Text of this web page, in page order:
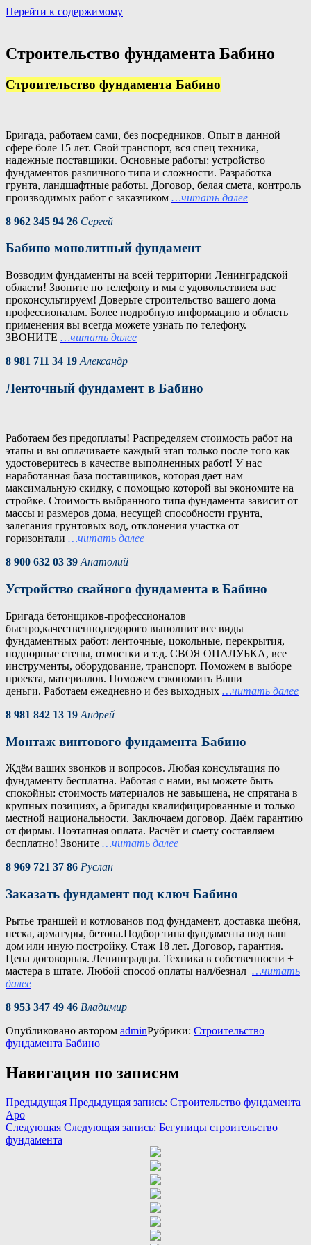
Перейти к содержимому
Строительство фундамента Бабино
Строительство фундамента Бабино
Бригада, работаем сами, без посредников. Опыт в данной
сфере боле 15 лет. Свой транспорт, вся спец техника,
надежные поставщики. Основные работы: устройство
фундаментов различного типа и сложности. Разработка
грунта, ландшафтные работы. Договор, белая смета, контроль
производимых работ с заказчиком …читать далее
8 962 345 94 26 Сергей
Бабино монолитный фундамент
Возводим фундаменты на всей территории Ленинградской
области! Звоните по телефону и мы с удовольствием вас
проконсультируем! Доверьте строительство вашего дома
профессионалам. Более подробную информацию и область
применения вы всегда можете узнать по телефону.
ЗВОНИТЕ …читать далее
8 981 711 34 19 Александр
Ленточный фундамент в Бабино
Работаем без предоплаты! Распределяем стоимость работ на
этапы и вы оплачиваете каждый этап только после того как
удостоверитесь в качестве выполненных работ! У нас
наработанная база поставщиков, которая дает нам
максимальную скидку, с помощью которой вы экономите на
стройке. Стоимость выбранного типа фундамента зависит от
массы и размеров дома, несущей способности грунта,
залегания грунтовых вод, отклонения участка от
горизонтали …читать далее
8 900 632 03 39 Анатолий
Устройство свайного фундамента в Бабино
Бригада бетонщиков-профессионалов
быстро,качественно,недорого выполнит все виды
фундаментных работ: ленточные, цокольные, перекрытия,
подпорные стены, отмостки и т.д. СВОЯ ОПАЛУБКА, все
инструменты, оборудование, транспорт. Поможем в выборе
проекта, материалов. Поможем сэкономить Ваши
деньги. Работаем ежедневно и без выходных …читать далее
8 981 842 13 19 Андрей
Монтаж винтового фундамента Бабино
Ждём ваших звонков и вопросов. Любая консультация по
фундаменту бесплатна. Работая с нами, вы можете быть
спокойны: стоимость материалов не завышена, не спрятана в
крупных позициях, а бригады квалифицированные и только
местной национальности. Заключаем договор. Даём гарантию
от фирмы. Поэтапная оплата. Расчёт и смету составляем
бесплатно! Звоните …читать далее
8 969 721 37 86 Руслан
Заказать фундамент под ключ Бабино
Рытье траншей и котлованов под фундамент, доставка щебня,
песка, арматуры, бетона.Подбор типа фундамента под ваш
дом или иную постройку. Стаж 18 лет. Договор, гарантия.
Цена договорная. Ленинградцы. Техника в собственности +
мастера в штате. Любой способ оплаты нал/безнал …читать
далее
8 953 347 49 46 Владимир
Опубликовано автором adminРубрики: Строительство
фундамента Бабино
Навигация по записям
Предыдущая Предыдущая запись: Строительство фундамента
Аро
Следующая Следующая запись: Бегуницы строительство
фундамента